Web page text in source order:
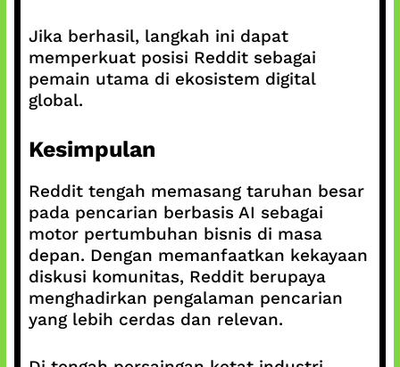
Jika berhasil, langkah ini dapat
memperkuat posisi Reddit sebagai
pemain utama di ekosistem digital
global.
Kesimpulan
Reddit tengah memasang taruhan besar
pada pencarian berbasis AI sebagai
motor pertumbuhan bisnis di masa
depan. Dengan memanfaatkan kekayaan
diskusi komunitas, Reddit berupaya
menghadirkan pengalaman pencarian
yang lebih cerdas dan relevan.